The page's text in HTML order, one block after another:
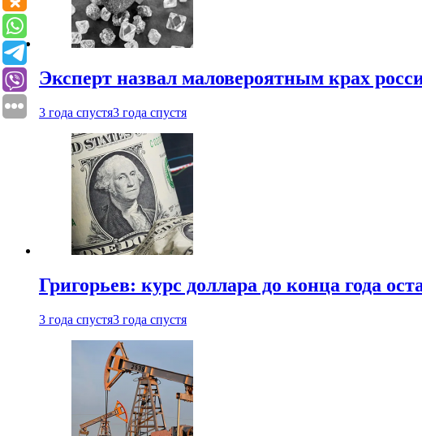
Эксперт назвал маловероятным крах
3 года спустя3 года спустя
Григорьев: курс доллара до конца года
3 года спустя3 года спустя